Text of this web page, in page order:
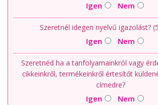
Igen Nem
Szeretnél idegen nyelvű igazolást?
Igen Nem
Szeretnéd ha a tanfolyamainkról vagy
cikkeinkről, termékeinkről értesítőt
címedre?
Igen Nem